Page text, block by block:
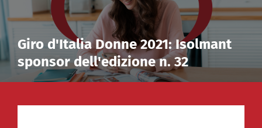
Giro d'Italia Donne 2021: Isolmant
sponsor dell'edizione n. 32